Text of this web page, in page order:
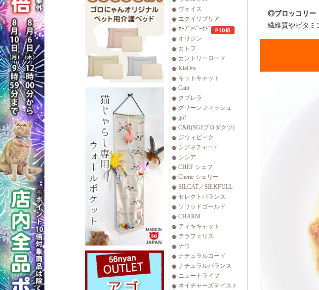
ヴォイス
エクイリブリア
ｵｰﾌﾞﾝﾍﾞｰｸﾄﾞ
オリジン
カトフ
カントリーロード
KiaOra
キットキャット
Catit
クプレラ
グリーンフィッシュ
go!
C&R(SGJプロダクツ)
ジウィピーク
シグネチャー7
シシア
CHEF シェフ
Cherie シェリー
SILCAT／SILKFULL
セレクトバランス
ソリッドゴールド
CHARM
ティキキャット
テラフェリス
ナウ
ナチュラルコード
ナチュラルバランス
ニュートライプ
ネイチャーズテイスト
◎ブロッコリー
繊維質やビタミ